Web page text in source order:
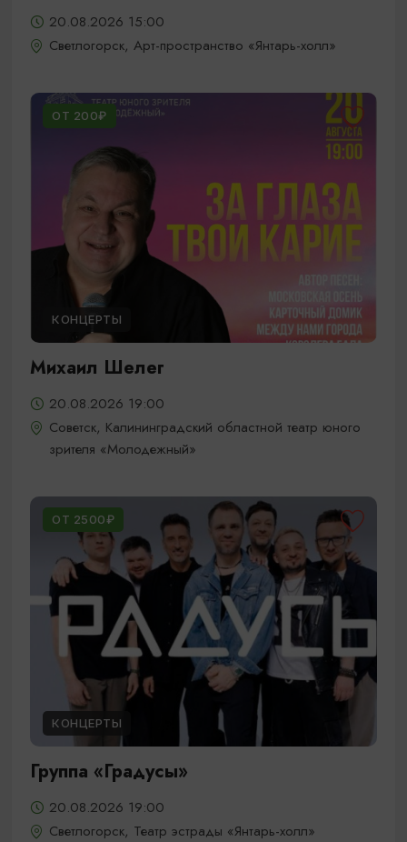
20.08.2026 15:00
Светлогорск, Арт-пространство «Янтарь-холл»
ОТ 200₽
КОНЦЕРТЫ
Михаил Шелег
20.08.2026 19:00
Советск, Калининградский областной театр юного
зрителя «Молодежный»
ОТ 2500₽
КОНЦЕРТЫ
Группа «Градусы»
20.08.2026 19:00
Светлогорск, Театр эстрады «Янтарь-холл»